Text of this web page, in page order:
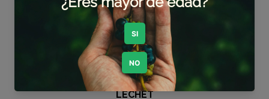
CHABLIS 1ER CRU CÔTES DE
LECHET